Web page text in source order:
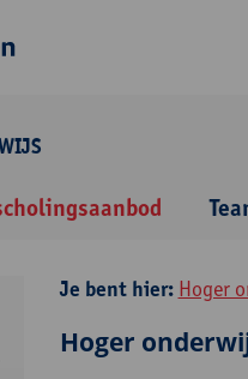
Je bent hier: Hoger
Hoger